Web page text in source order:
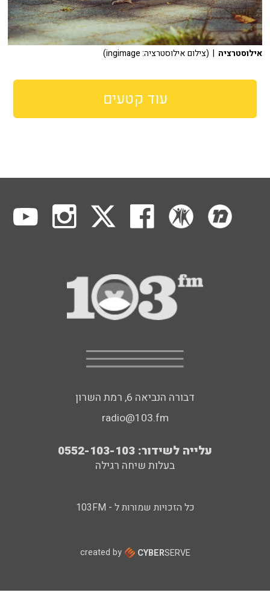
אילוסטרציה | (צילום אילוסטרציה: ingimage)
עוד קטעים
דבורה הנביאה 6, רמת השרון
radio@103.fm
עלייה לשידור: 0552-103-103
בעלות שיחה רגילה
כל הזכויות שמורות ל - 103FM
created by CYBERSERVE